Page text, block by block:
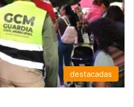
destacadas